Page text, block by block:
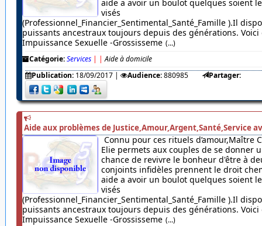
aide a avoir un boulot quelques soient
visés
(Professionnel_Financier_Sentimental_Santé_Famille ).Il
puissants ancestraux toujours depuis des générations. Voici
Impuissance Sexuelle -Grossisseme (...)
Catégorie:Services | | Aide à domicile
Publication: 18/09/2017| Audience:880985 Partager:
Aide aux problèmes de Justice,Amour,Argent,Santé,Service
Connu pour ces rituels d’amour,Maître
Elie permets aux couples de se donner
chance de revivre le bonheur d'être à
conjoints infidèles prennent le droit
aide a avoir un boulot quelques soient
visés
(Professionnel_Financier_Sentimental_Santé_Famille ).Il
puissants ancestraux toujours depuis des générations. Voici
Impuissance Sexuelle -Grossisseme (...)